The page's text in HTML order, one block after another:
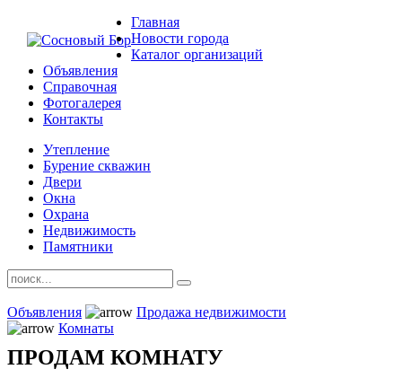
Главная
Новости города
Каталог организаций
Объявления
Справочная
Фотогалерея
Контакты
Утепление
Бурение скважин
Двери
Окна
Охрана
Недвижимость
Памятники
Объявления
Продажа недвижимости
Комнаты
ПРОДАМ КОМНАТУ